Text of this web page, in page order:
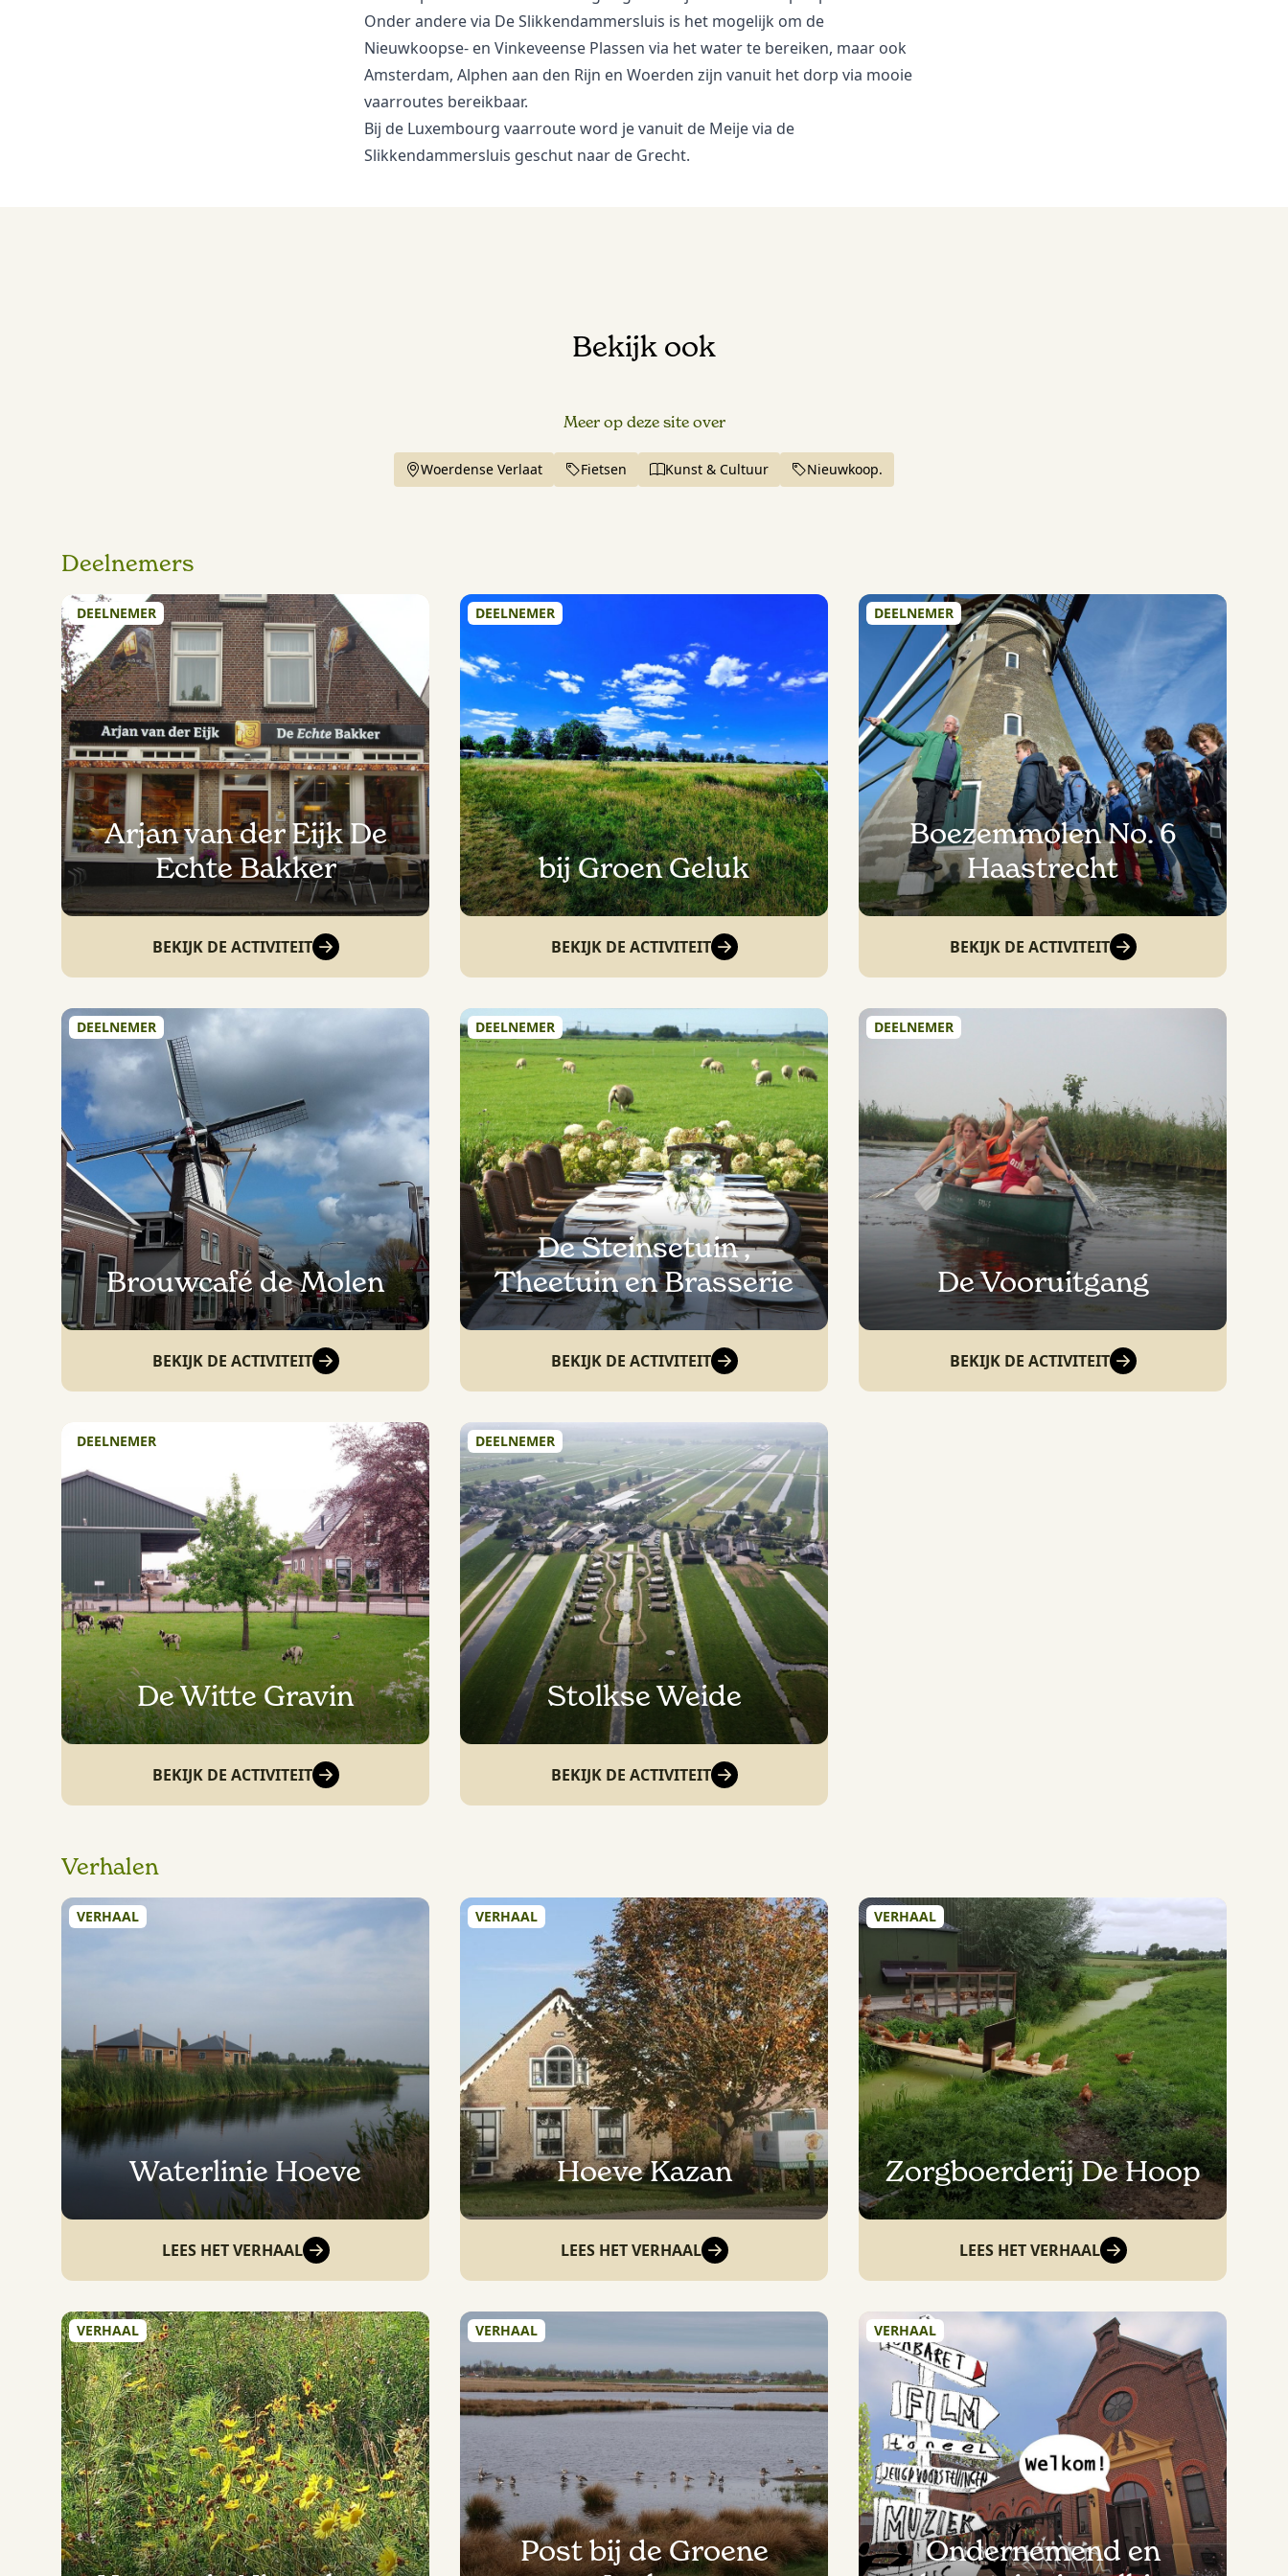
Onder andere via De Slikkendammersluis is het mogelijk om de
Nieuwkoopse- en Vinkeveense Plassen via het water te bereiken, maar ook
Amsterdam, Alphen aan den Rijn en Woerden zijn vanuit het dorp via mooie
vaarroutes bereikbaar.
Bij de Luxembourg vaarrouteword je vanuit de Meije via de
Slikkendammersluis geschut naar de Grecht.
Bekijk ook
Meer op deze site over
Woerdense Verlaat Fietsen Kunst & Cultuur Nieuwkoop.
Deelnemers
DEELNEMER
Arjan van der Eijk De
Echte Bakker
BEKIJK DE ACTIVITEIT
DEELNEMER
bij Groen Geluk
BEKIJK DE ACTIVITEIT
DEELNEMER
Boezemmolen No. 6
Haastrecht
BEKIJK DE ACTIVITEIT
DEELNEMER
Brouwcafé de Molen
BEKIJK DE ACTIVITEIT
DEELNEMER
De Steinsetuin ,
Theetuin en Brasserie
BEKIJK DE ACTIVITEIT
DEELNEMER
De Vooruitgang
BEKIJK DE ACTIVITEIT
DEELNEMER
De Witte Gravin
BEKIJK DE ACTIVITEIT
DEELNEMER
Stolkse Weide
BEKIJK DE ACTIVITEIT
Verhalen
VERHAAL
Waterlinie Hoeve
LEES HET VERHAAL
VERHAAL
Hoeve Kazan
LEES HET VERHAAL
VERHAAL
Zorgboerderij De Hoop
LEES HET VERHAAL
VERHAAL VERHAAL
Post bij de Groene
VERHAAL
Ondernemend en